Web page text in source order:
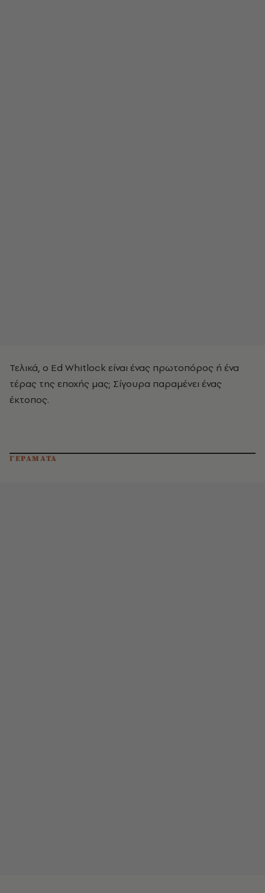
Τελικά, ο Ed Whitlock είναι ένας πρωτοπόρος ή ένα
τέρας της εποχής μας; Σίγουρα παραμένει ένας
έκτοπος.
ΓΕΡΑΜΑΤΑ